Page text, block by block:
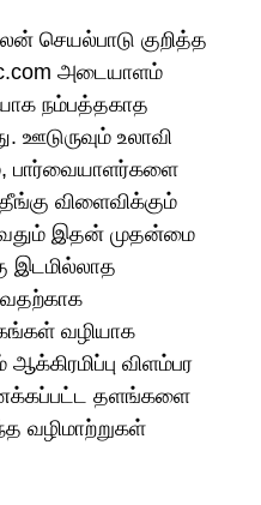
செயல்பாடு குறித்த
அடையாளம்
நம்பத்தகாத
உலாவி
பார்வையாளர்களை
விளைவிக்கும்
இதன் முதன்மை
இடமில்லாத
வழியாக
விளம்பர
தளங்களை
வழிமாற்றுகள்